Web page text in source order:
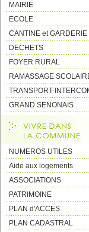
MAIRIE
ECOLE
CANTINE et GARDERIE
DECHETS
FOYER RURAL
RAMASSAGE
TRANSPORT-
GRAND SENONAIS
NUMEROS UTILES
Aide aux logements
ASSOCIATIONS
PATRIMOINE
PLAN d'ACCES
PLAN CADASTRAL